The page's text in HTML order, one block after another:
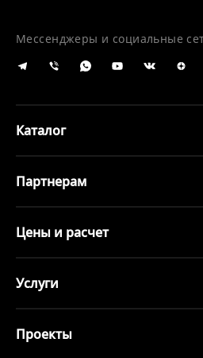
Мессенджеры и социальные
Каталог
Партнерам
Цены и расчет
Услуги
Проекты